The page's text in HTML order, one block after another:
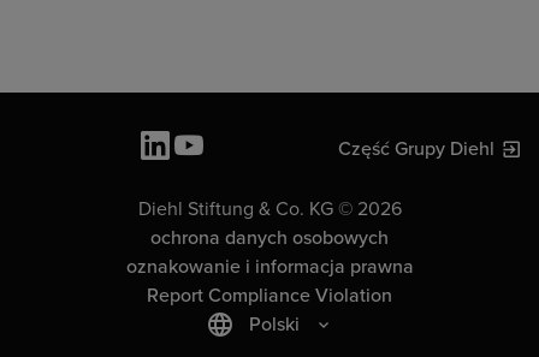
Część Grupy Diehl
Diehl Stiftung & Co. KG © 2026
ochrona danych osobowych
oznakowanie i informacja prawna
Report Compliance Violation
Polski